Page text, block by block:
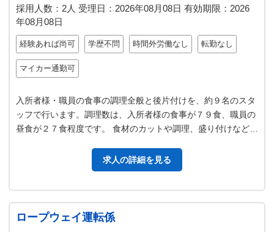
採用人数：2人 受理日： 2026年08月08日 有効期限： 2026
年08月08日
経験あれば尚可 学歴不問 時間外労働なし 転勤なし
マイカー通勤可
入所者様・職員の食事の調理全般と後片付けを、約９名のスタ
ッフで行います。調理数は、入所者様の食事が７９食、職員の
昼食が２７食程度です。 食材のカットや調理、盛り付けなどの
求人の詳細を見る
ロープウェイ運転係